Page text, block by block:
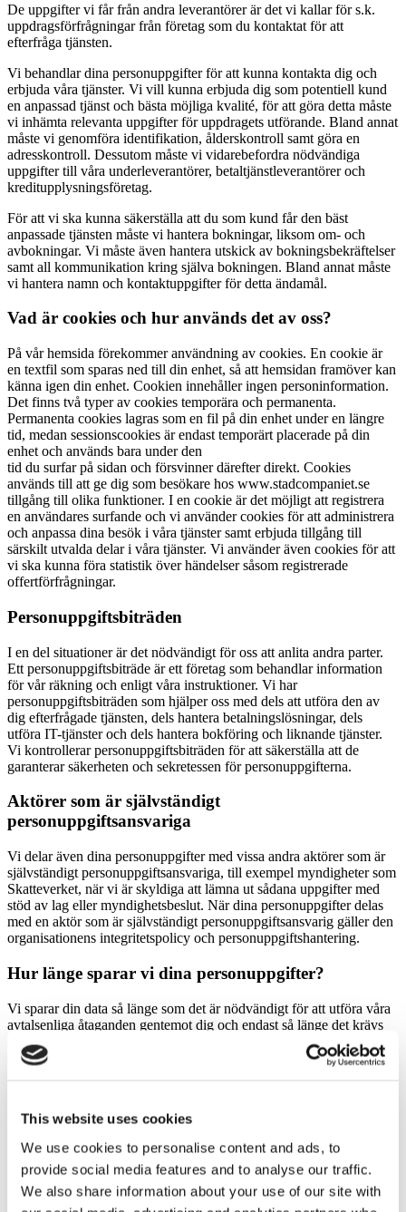
This website uses cookies
We use cookies to personalise content and ads, to
provide social media features and to analyse our traffic.
We also share information about your use of our site with
De uppgifter vi får från andra leverantörer är det vi kallar för s.k.
uppdragsförfrågningar från företag som du kontaktat för att
efterfråga tjänsten.
Vi behandlar dina personuppgifter för att kunna kontakta dig och
erbjuda våra tjänster. Vi vill kunna erbjuda dig som potentiell kund
en anpassad tjänst och bästa möjliga kvalité, för att göra detta måste
vi inhämta relevanta uppgifter för uppdragets utförande. Bland annat
måste vi genomföra identifikation, ålderskontroll samt göra en
adresskontroll. Dessutom måste vi vidarebefordra nödvändiga
uppgifter till våra underleverantörer, betaltjänstleverantörer och
kreditupplysningsföretag.
För att vi ska kunna säkerställa att du som kund får den bäst
anpassade tjänsten måste vi hantera bokningar, liksom om- och
avbokningar. Vi måste även hantera utskick av bokningsbekräftelser
samt all kommunikation kring själva bokningen. Bland annat måste
vi hantera namn och kontaktuppgifter för detta ändamål.
Vad är cookies och hur används det av oss?
På vår hemsida förekommer användning av cookies. En cookie är
en textfil som sparas ned till din enhet, så att hemsidan framöver kan
känna igen din enhet. Cookien innehåller ingen personinformation.
Det finns två typer av cookies temporära och permanenta.
Permanenta cookies lagras som en fil på din enhet under en längre
tid, medan sessionscookies är endast temporärt placerade på din
enhet och används bara under den
tid du surfar på sidan och försvinner därefter direkt. Cookies
används till att ge dig som besökare hos www.stadcompaniet.se
tillgång till olika funktioner. I en cookie är det möjligt att registrera
en användares surfande och vi använder cookies för att administrera
och anpassa dina besök i våra tjänster samt erbjuda tillgång till
särskilt utvalda delar i våra tjänster. Vi använder även cookies för att
vi ska kunna föra statistik över händelser såsom registrerade
offertförfrågningar.
Personuppgiftsbiträden
I en del situationer är det nödvändigt för oss att anlita andra parter.
Ett personuppgiftsbiträde är ett företag som behandlar information
för vår räkning och enligt våra instruktioner. Vi har
personuppgiftsbiträden som hjälper oss med dels att utföra den av
dig efterfrågade tjänsten, dels hantera betalningslösningar, dels
utföra IT-tjänster och dels hantera bokföring och liknande tjänster.
Vi kontrollerar personuppgiftsbiträden för att säkerställa att de
garanterar säkerheten och sekretessen för personuppgifterna.
Aktörer som är självständigt
personuppgiftsansvariga
Vi delar även dina personuppgifter med vissa andra aktörer som är
självständigt personuppgiftsansvariga, till exempel myndigheter som
Skatteverket, när vi är skyldiga att lämna ut sådana uppgifter med
stöd av lag eller myndighetsbeslut. När dina personuppgifter delas
med en aktör som är självständigt personuppgiftsansvarig gäller den
organisationens integritetspolicy och personuppgiftshantering.
Hur länge sparar vi dina personuppgifter?
Vi sparar din data så länge som det är nödvändigt för att utföra våra
avtalsenliga åtaganden gentemot dig och endast så länge det krävs
enligt lagstadgade lagringstider. När vi sparar din data för andra
syften
för respektive syfte. Vissa uppgifter i bokföringen behöver på grund
av lagstiftning till exempel sparas minst sju år.
Vad är dina rättigheter som registrerad?
Som registrerad har du enligt gällande lagstiftning ett antal